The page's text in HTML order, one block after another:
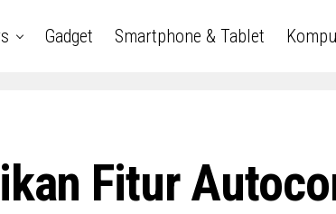
Gadget Smartphone & Tablet
Fitur